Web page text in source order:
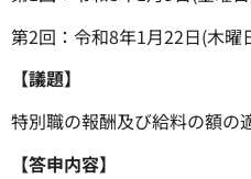
第2回：令和8年1月22日(木曜
【議題】
特別職の報酬及び給料の額の
【答申内容】